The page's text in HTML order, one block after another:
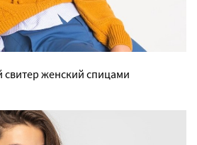
свитер женский спицами